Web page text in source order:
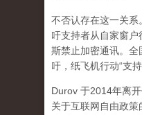
不否认存在这一关
吁支持者从自家窗
斯禁止加密通讯。
吁，纸飞机行动“支持
Durov 于2014年离
关于互联网自由政